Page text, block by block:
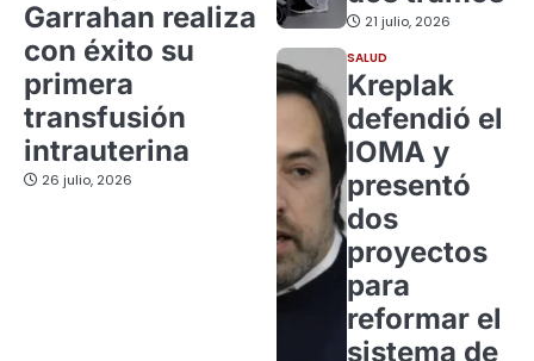
Garrahan realiza
con éxito su
primera
transfusión
intrauterina
26 julio, 2026
21 julio, 2026
SALUD
Kreplak
defendió el
IOMA y
presentó
dos
proyectos
para
reformar el
sistema de